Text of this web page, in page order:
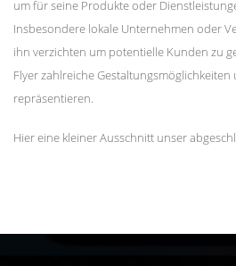
um für seine Produkte oder
Insbesondere lokale Unternehmen oder
ihn verzichten um potentielle Kunden zu
Flyer zahlreiche
repräsentieren.
Hier eine kleiner Ausschnitt unser